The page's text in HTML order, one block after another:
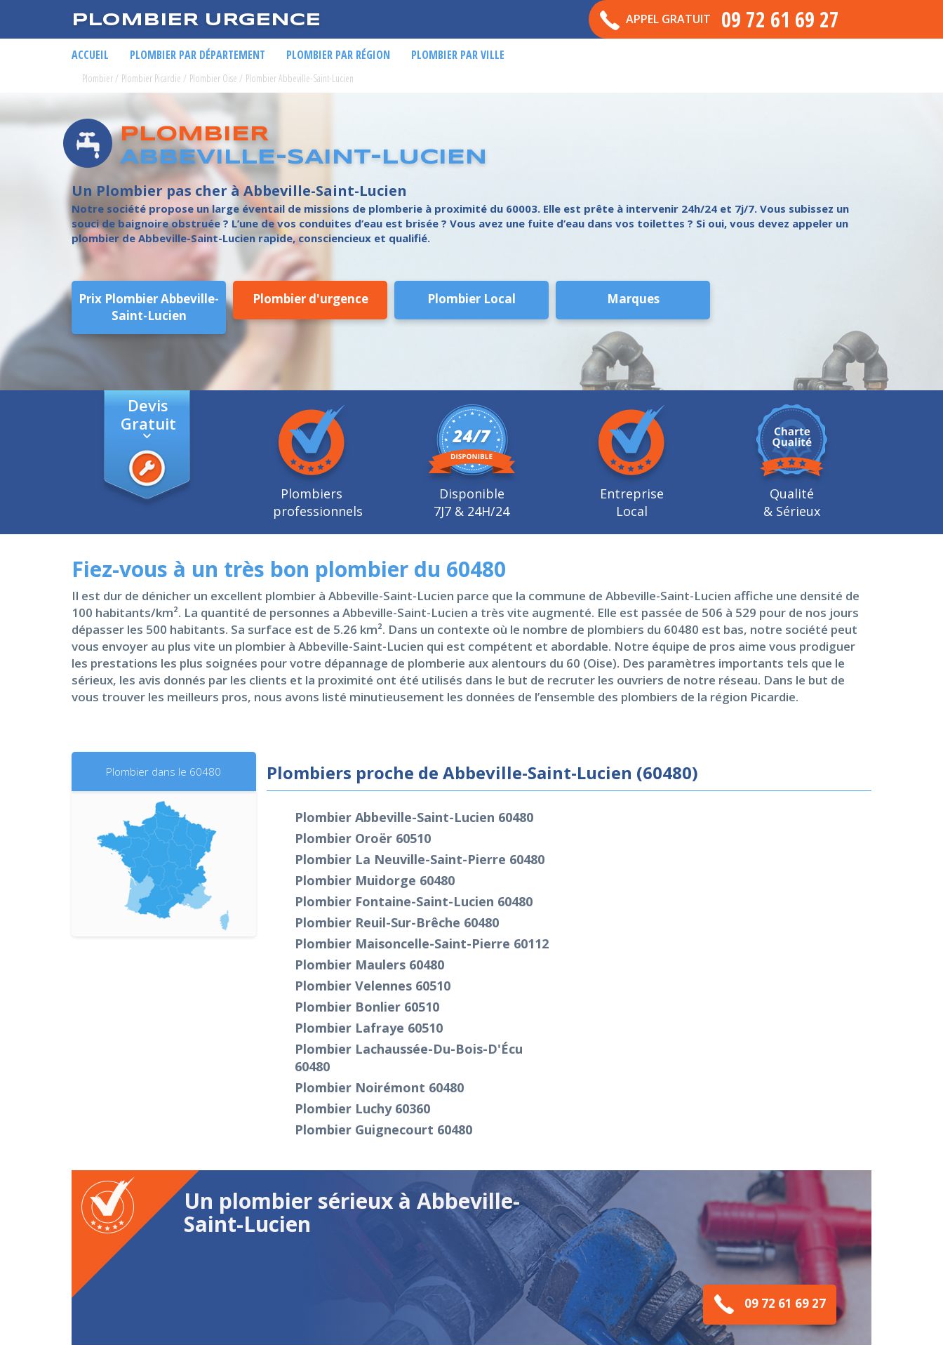
PLOMBIER URGENCE APPEL GRATUIT 09 72 61 69 27
ACCUEIL PLOMBIER PAR DÉPARTEMENT PLOMBIER PAR RÉGION PLOMBIER PAR VILLE
Plombier/ Plombier Picardie / Plombier Oise / Plombier Abbeville-Saint-Lucien
PLOMBIER
ABBEVILLE-SAINT-LUCIEN
Un Plombier pas cher à Abbeville-Saint-Lucien
Notre société propose un large éventail de missions de plomberie à proximité du 60003. Elle est prête à intervenir 24h/24 et 7j/7. Vous subissez un
souci de baignoire obstruée ? L’une de vos conduites d’eau est brisée ? Vous avez une fuite d’eau dans vos toilettes ? Si oui, vous devez appeler un
plombier de Abbeville-Saint-Lucien rapide, consciencieux et qualifié.
Prix Plombier Abbeville-
Saint-Lucien
Plombier d'urgence Plombier Local Marques
Devis
Gratuit
Plombiers
professionnels
Disponible
7J7 & 24H/24
Entreprise
Local
Qualité
& Sérieux
Fiez-vous à un très bon plombier du 60480
Il est dur de dénicher un excellent plombier à Abbeville-Saint-Lucien parce que la commune de Abbeville-Saint-Lucien affiche une densité de
100 habitants/km². La quantité de personnes a Abbeville-Saint-Lucien a très vite augmenté. Elle est passée de 506 à 529 pour de nos jours
dépasser les 500 habitants. Sa surface est de 5.26 km². Dans un contexte où le nombre de plombiers du 60480 est bas, notre société peut
vous envoyer au plus vite un plombier à Abbeville-Saint-Lucien qui est compétent et abordable. Notre équipe de pros aime vous prodiguer
les prestations les plus soignées pour votre dépannage de plomberie aux alentours du 60 (Oise). Des paramètres importants tels que le
sérieux, les avis donnés par les clients et la proximité ont été utilisés dans le but de recruter les ouvriers de notre réseau. Dans le but de
vous trouver les meilleurs pros, nous avons listé minutieusement les données de l’ensemble des plombiers de la région Picardie.
Plombier dans le 60480 Plombiers proche de Abbeville-Saint-Lucien (60480)
Plombier Abbeville-Saint-Lucien 60480
Plombier Oroër 60510
Plombier La Neuville-Saint-Pierre 60480
Plombier Muidorge 60480
Plombier Fontaine-Saint-Lucien 60480
Plombier Reuil-Sur-Brêche 60480
Plombier Maisoncelle-Saint-Pierre 60112
Plombier Maulers 60480
Plombier Velennes 60510
Plombier Bonlier 60510
Plombier Lafraye 60510
Plombier Lachaussée-Du-Bois-D'Écu
60480
Plombier Noirémont 60480
Plombier Luchy 60360
Plombier Guignecourt 60480
Un plombier sérieux à Abbeville-
Saint-Lucien
09 72 61 69 27